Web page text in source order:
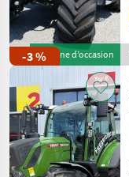
Tracteurs
Tracteurs
Agricoles
UNE
CATÉGORIE
Steyr
801
Fendt
661
-3 %Machine d’occasion